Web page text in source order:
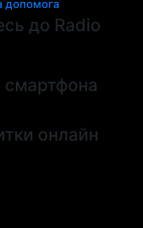
допомога
до Radio
смартфона
онлайн